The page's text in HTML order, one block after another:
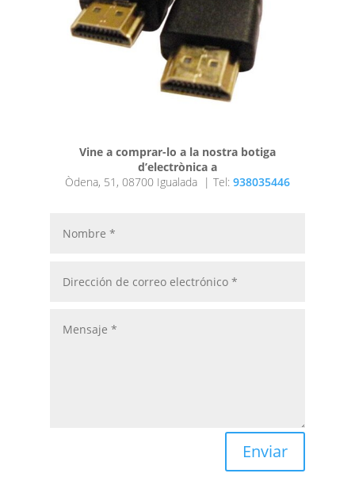
Vine a comprar-lo a la nostra botiga
d’electrònica a
Òdena, 51, 08700 Igualada | Tel: 938035446
Enviar